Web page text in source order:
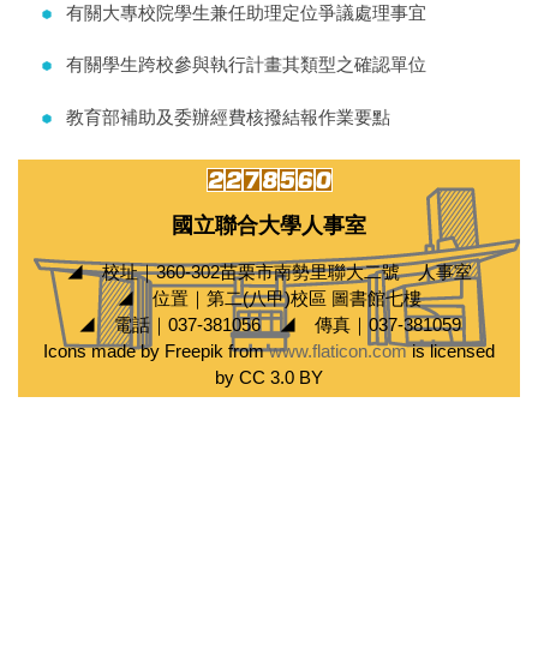
有關大專校院學生兼任助理定位爭議處理事宜
有關學生跨校參與執行計畫其類型之確認單位
教育部補助及委辦經費核撥結報作業要點
國立聯合大學人事室
◢ 校址｜360-302苗栗市南勢里聯大二號 人事室
◢ 位置｜第二(八甲)校區 圖書館七樓
◢ 電話｜037-381056 ◢ 傳真｜037-381059
Icons made by Freepik fromwww.flaticon.comis licensed
by CC 3.0 BY